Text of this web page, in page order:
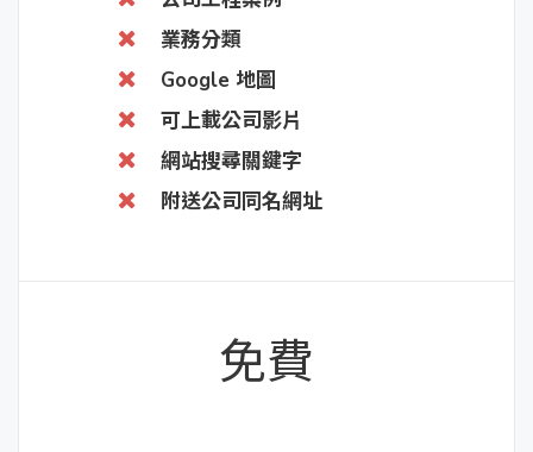
業務分類
Google 地圖
可上載公司影片
網站搜尋關鍵字
附送公司同名網址
免費